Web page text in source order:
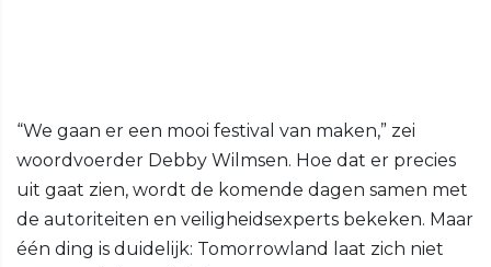
“We gaan er een mooi festival van maken,” zei
woordvoerder Debby Wilmsen. Hoe dat er precies
uit gaat zien, wordt de komende dagen samen met
de autoriteiten en veiligheidsexperts bekeken. Maar
één ding is duidelijk: Tomorrowland laat zich niet